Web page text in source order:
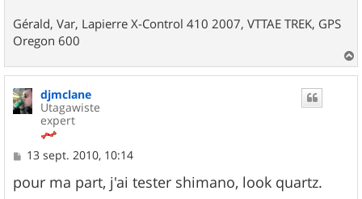
Gérald, Var, Lapierre X-Control 410 2007, VTTAE TREK, GPS
Oregon 600
a
djmclane
Utagawiste
expert
M
s
s
13 sept. 2010, 10:14
pour ma part, j'ai tester shimano, look quartz.